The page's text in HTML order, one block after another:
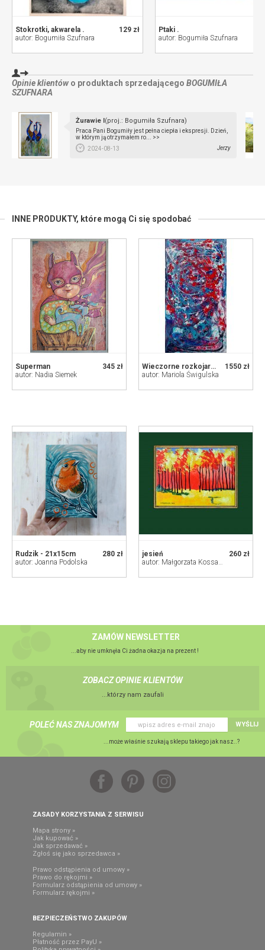
129 zł
Stokrotki, akwarela .
autor: Bogumiła Szufnara
Ptaki .
autor: Bogumiła Szufnara
Opinie klientów o produktach sprzedającego BOGUMIŁA
SZUFNARA
Żurawie I (proj.: Bogumiła Szufnara)
Praca Pani Bogumiły jest pełna ciepła i ekspresji. Dzień,
w którym ją otrzymałem ro... >>
2024-08-13
Jerzy
INNE PRODUKTY, które mogą Ci się spodobać
345 zł
Superman
autor: Nadia Siemek
1550 zł
Wieczorne rozkojarzenie
autor: Mariola Świgulska
280 zł
Rudzik - 21x15cm
autor: Joanna Podolska
260 zł
jesień
autor: Małgorzata Kossakowska
ZAMÓW NEWSLETTER
...aby nie umknęła Ci żadna okazja na prezent !
ZOBACZ OPINIE KLIENTÓW
...którzy nam zaufali
POLEĆ NAS ZNAJOMYM WYŚLIJ
...może właśnie szukają sklepu takiego jak nasz..?
ZASADY KORZYSTANIA Z SERWISU
Mapa strony »
Jak kupować »
Jak sprzedawać »
Zgłoś się jako sprzedawca »
Prawo odstąpienia od umowy »
Prawo do rękojmi »
Formularz odstąpienia od umowy »
Formularz rękojmi »
BEZPIECZEŃSTWO ZAKUPÓW
Regulamin »
Płatność przez PayU »